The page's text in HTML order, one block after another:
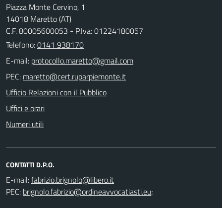
Piazza Monte Cervino, 1
14018 Maretto (AT)
C.F. 80005600053 - P.Iva: 01224180057
Telefono:0141 938170
E-mail:
PEC:
Ufficio Relazioni con il Pubblico
Uffici e orari
Numeri utili
CONTATTI D.P.O.
E-mail:
PEC:
;